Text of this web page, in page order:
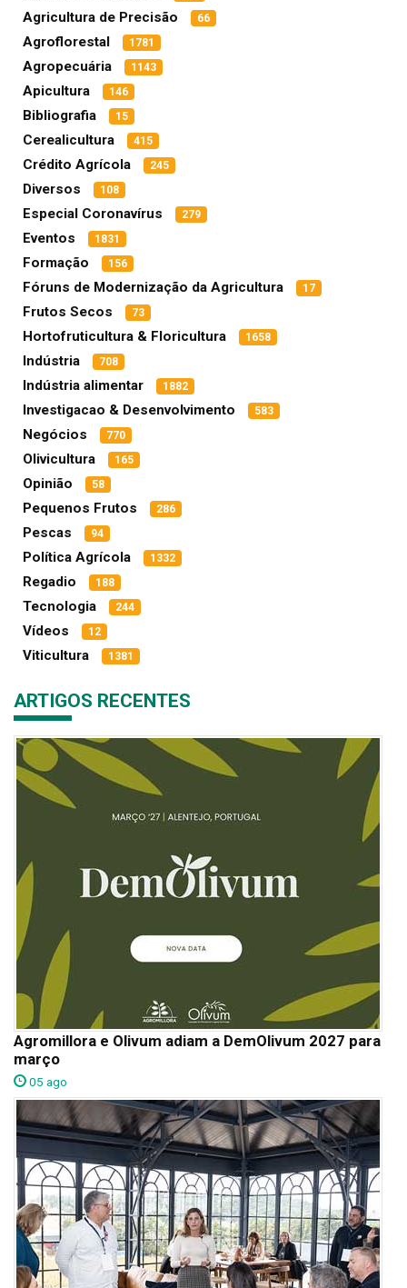
Agricultura de Precisão 66
Agroflorestal 1781
Agropecuária 1143
Apicultura 146
Bibliografia 15
Cerealicultura 415
Crédito Agrícola 245
Diversos 108
Especial Coronavírus 279
Eventos 1831
Formação 156
Fóruns de Modernização da Agricultura 17
Frutos Secos 73
Hortofruticultura & Floricultura 1658
Indústria 708
Indústria alimentar 1882
Investigacao & Desenvolvimento 583
Negócios 770
Olivicultura 165
Opinião 58
Pequenos Frutos 286
Pescas 94
Política Agrícola 1332
Regadio 188
Tecnologia 244
Vídeos 12
Viticultura 1381
ARTIGOS RECENTES
Agromillora e Olivum adiam a DemOlivum 2027 para
março
05 ago